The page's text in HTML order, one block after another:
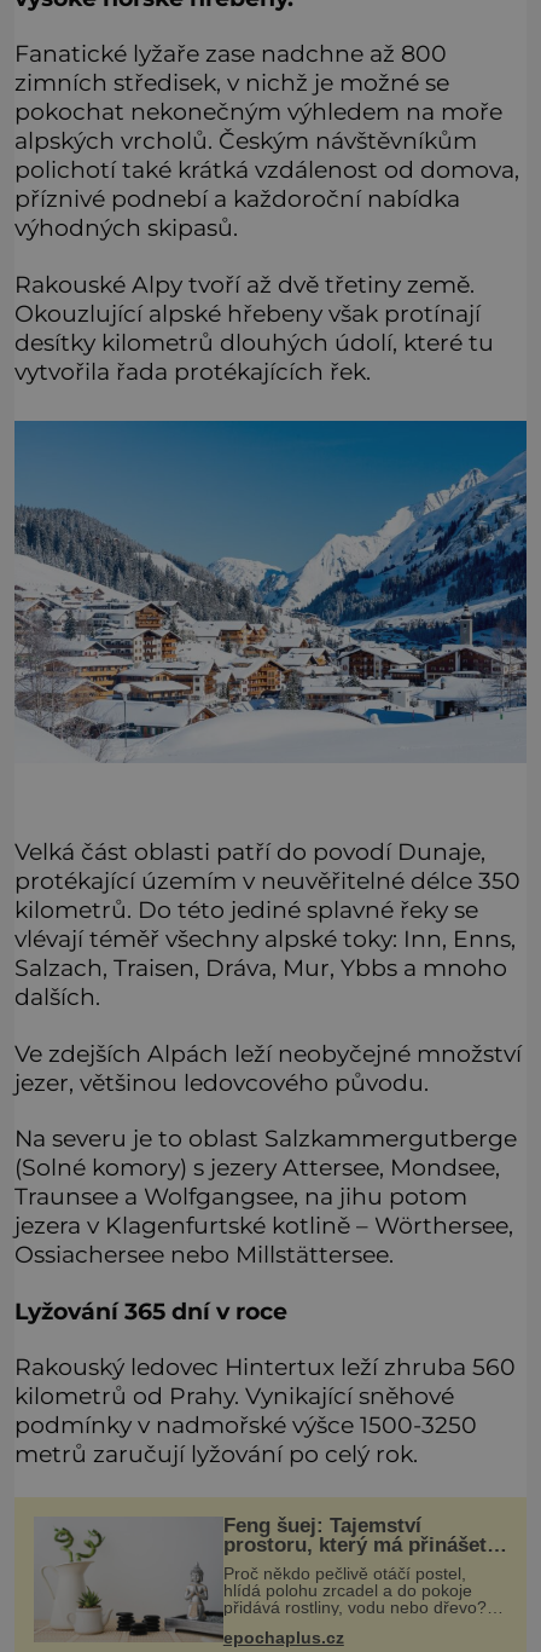
Fanatické lyžaře zase nadchne až 800
zimních středisek, v nichž je možné se
pokochat nekonečným výhledem na moře
alpských vrcholů. Českým návštěvníkům
polichotí také krátká vzdálenost od domova,
příznivé podnebí a každoroční nabídka
výhodných skipasů.
Rakouské Alpy tvoří až dvě třetiny země.
Okouzlující alpské hřebeny však protínají
desítky kilometrů dlouhých údolí, které tu
vytvořila řada protékajících řek.
Velká část oblasti patří do povodí Dunaje,
protékající územím v neuvěřitelné délce 350
kilometrů. Do této jediné splavné řeky se
vlévají téměř všechny alpské toky: Inn, Enns,
Salzach, Traisen, Dráva, Mur, Ybbs a mnoho
dalších.
Ve zdejších Alpách leží neobyčejné množství
jezer, většinou ledovcového původu.
Na severu je to oblast Salzkammergutberge
(Solné komory) s jezery Attersee, Mondsee,
Traunsee a Wolfgangsee, na jihu potom
jezera v Klagenfurtské kotlině – Wörthersee,
Ossiachersee nebo Millstättersee.
Lyžování 365 dní v roce
Rakouský ledovec Hintertux leží zhruba 560
kilometrů od Prahy. Vynikající sněhové
podmínky v nadmořské výšce 1500-3250
metrů zaručují lyžování po celý rok.
Feng šuej: Tajemství
prostoru, který má přinášet
štěstí
Proč někdo pečlivě otáčí postel,
hlídá polohu zrcadel a do pokoje
přidává rostliny, vodu nebo dřevo?
Feng šuej tvrdí, že domov není jen
soubor zdí a nábytku. Je to prostor,
epochaplus.cz